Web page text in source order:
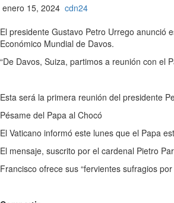
enero 15, 2024 cdn24
El presidente Gustavo Petro Urrego anunció
Económico Mundial de Davos.
“De Davos, Suiza, partimos a reunión con el
Esta será la primera reunión del presidente
Pésame del Papa al Chocó
El Vaticano informó este lunes que el Papa
El mensaje, suscrito por el cardenal Pietro
Francisco ofrece sus “fervientes sufragios